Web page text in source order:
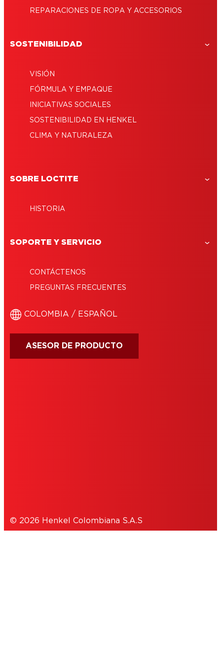
REPARACIONES DE ROPA Y ACCESORIOS
SOSTENIBILIDAD
VISIÓN
FÓRMULA Y EMPAQUE
INICIATIVAS SOCIALES
SOSTENIBILIDAD EN HENKEL
CLIMA Y NATURALEZA
SOBRE LOCTITE
HISTORIA
SOPORTE Y SERVICIO
CONTÁCTENOS
PREGUNTAS FRECUENTES
COLOMBIA / ESPAÑOL
ASESOR DE PRODUCTO
© 2026 Henkel Colombiana S.A.S